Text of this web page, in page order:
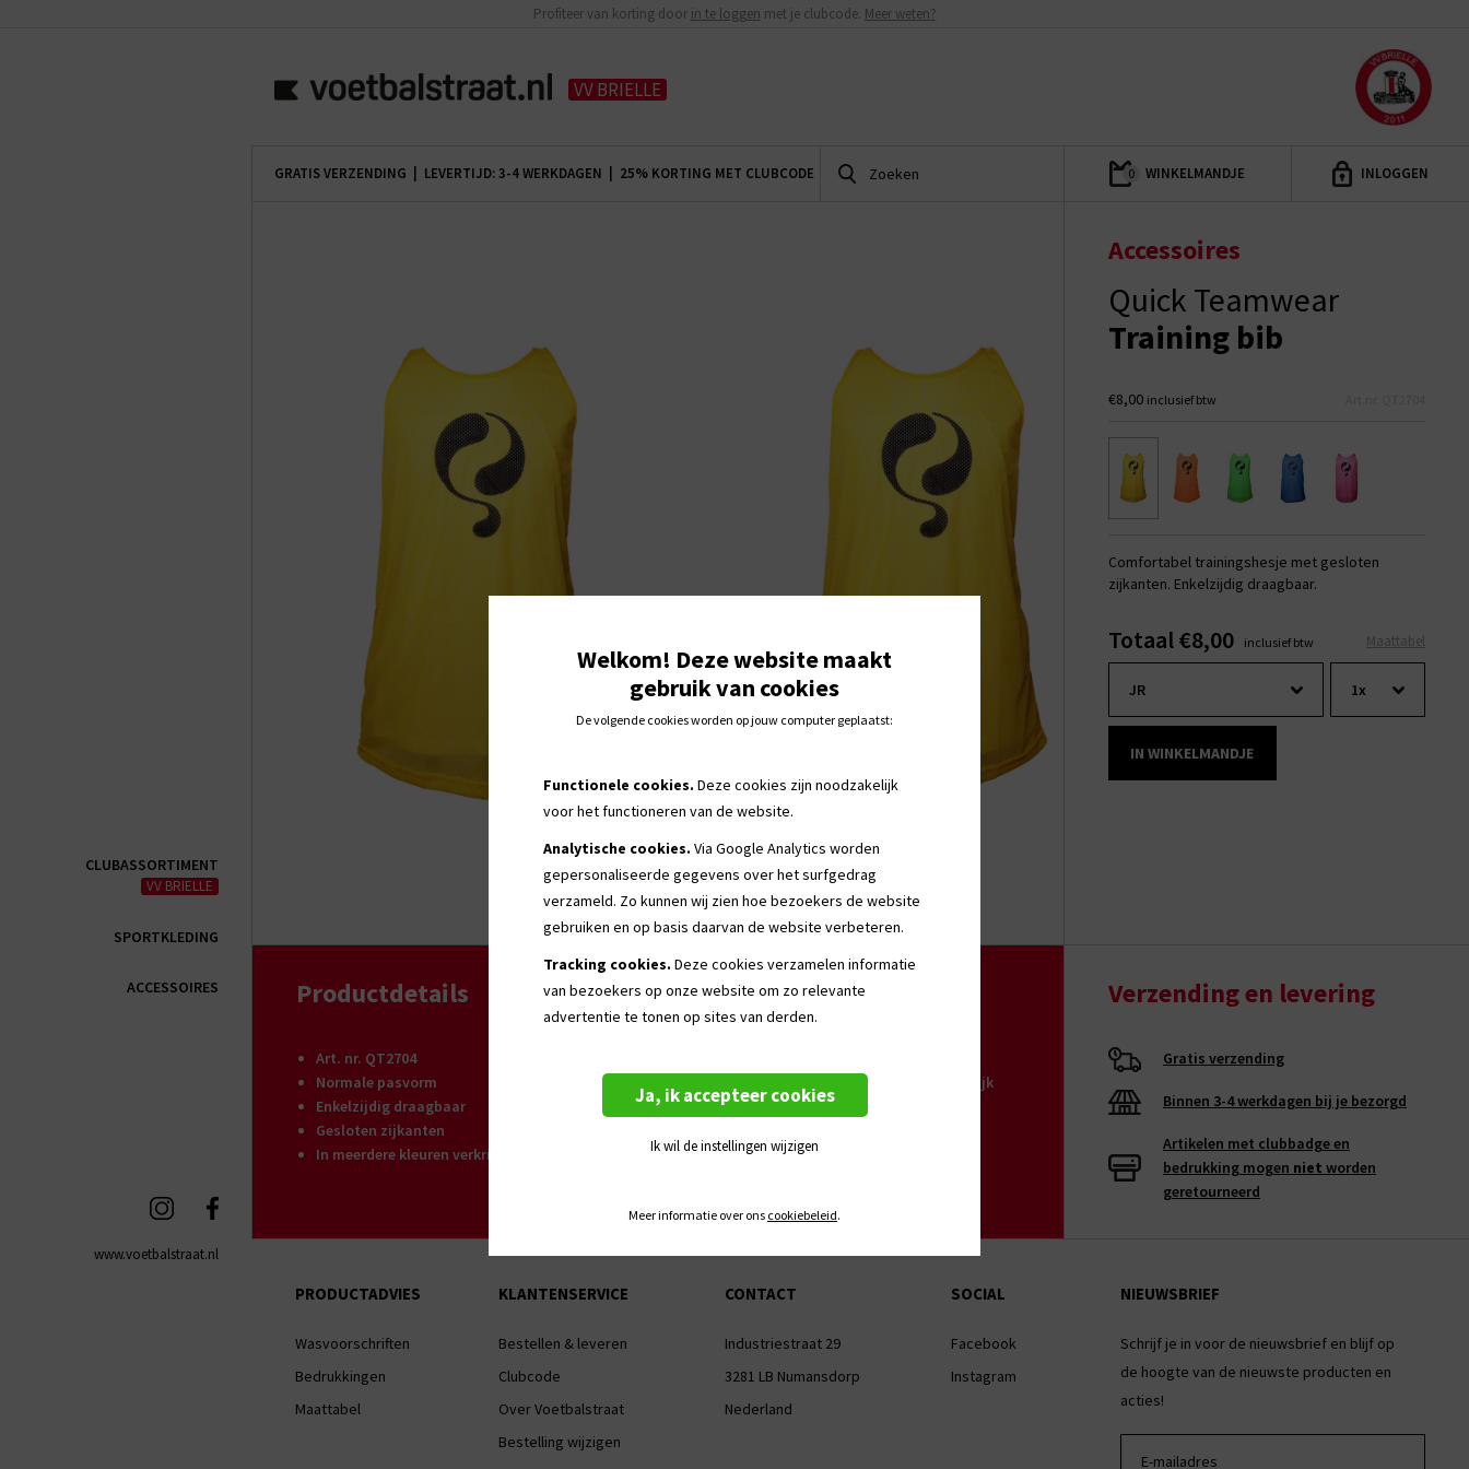
Profiteer van korting door in te loggen met je clubcode. Meer weten?
CLUBASSORTIMENT
VV BRIELLE
SPORTKLEDING
ACCESSOIRES
www.voetbalstraat.nl
VV BRIELLE
GRATIS VERZENDING | LEVERTIJD: 3-4 WERKDAGEN | 25% KORTING MET CLUBCODE 0 WINKELMANDJE INLOGGEN
Accessoires
Quick Teamwear
Training bib
€8,00 inclusief btw
Comfortabel trainingshesje met gesloten
zijkanten. Enkelzijdig draagbaar.
Maattabel
Totaal €8,00 inclusief btw
IN WINKELMANDJE
Productdetails
Art. nr. QT2704
Normale pasvorm
Enkelzijdig draagbaar
Gesloten zijkanten
In meerdere kleuren verkrijgbaar
Het bedrukken van dit product is niet mogelijk
Dit artikel bevat geen clubbadge
Verzending en levering
Gratis verzending
Binnen 3-4 werkdagen bij je bezorgd
Artikelen met clubbadge en
bedrukking mogen niet worden
geretourneerd
PRODUCTADVIES
Wasvoorschriften
Bedrukkingen
Maattabel
KLANTENSERVICE
Bestellen & leveren
Clubcode
Over Voetbalstraat
Bestelling wijzigen
CONTACT
Industriestraat 29
3281 LB Numansdorp
Nederland
SOCIAL
Facebook
Instagram
NIEUWSBRIEF
Schrijf je in voor de nieuwsbrief en blijf op
de hoogte van de nieuwste producten en
acties!
Welkom! Deze website maakt
gebruik van cookies
De volgende cookies worden op jouw computer geplaatst:
Functionele cookies. Deze cookies zijn noodzakelijk
voor het functioneren van de website.
Analytische cookies. Via Google Analytics worden
gepersonaliseerde gegevens over het surfgedrag
verzameld. Zo kunnen wij zien hoe bezoekers de website
gebruiken en op basis daarvan de website verbeteren.
Tracking cookies. Deze cookies verzamelen informatie
van bezoekers op onze website om zo relevante
advertentie te tonen op sites van derden.
Ja, ik accepteer cookies
Ik wil de instellingen wijzigen
Meer informatie over ons cookiebeleid.